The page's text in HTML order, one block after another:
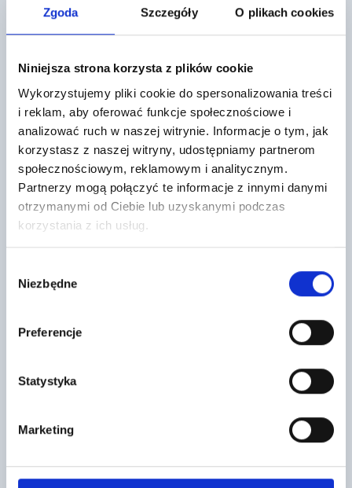
Zgoda Szczegóły O plikach cookies
Niniejsza strona korzysta z plików cookie
Wykorzystujemy pliki cookie do spersonalizowania treści
i reklam, aby oferować funkcje społecznościowe i
analizować ruch w naszej witrynie. Informacje o tym, jak
korzystasz z naszej witryny, udostępniamy partnerom
społecznościowym, reklamowym i analitycznym.
Partnerzy mogą połączyć te informacje z innymi danymi
otrzymanymi od Ciebie lub uzyskanymi podczas
korzystania z ich usług.
zgody
Niezbędne
Preferencje
Statystyka
Marketing
Mogą cię również zainteresować
Pakiet startowy SCHIEDEL Rondo
Plus 90/20 cm 6 mb
3662
kominowego Schiedel Stabil. Ten
Belka stropowa Teriva II /7,60 m
313
Belka stropowa betonowa to
wyspecjalizowany element
konstrukcyjny stosowany w
gęstożebrowych, który pozwala